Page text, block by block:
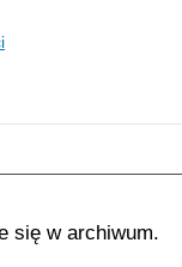
się w archiwum.